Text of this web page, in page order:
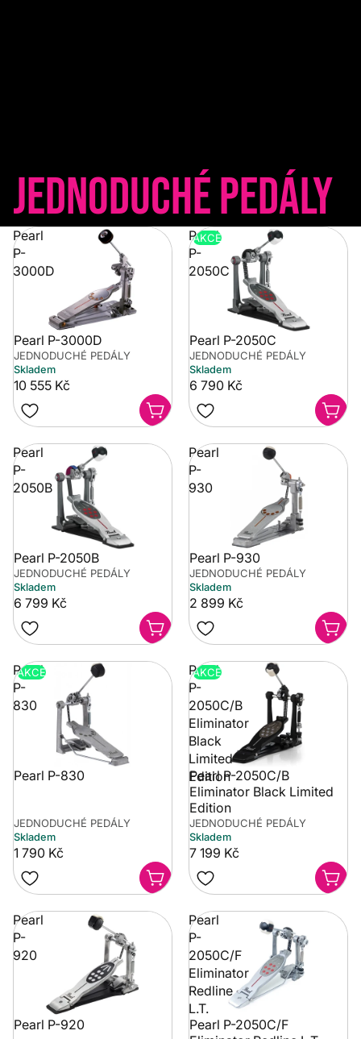
Jednoduché pedály
Pearl
P-
3000D
Pearl P-3000D
JEDNODUCHÉ PEDÁLY
Skladem
10 555 Kč
Pearl
P-
2050C
AKCE
Pearl P-2050C
JEDNODUCHÉ PEDÁLY
Skladem
6 790 Kč
Pearl
P-
2050B
Pearl P-2050B
JEDNODUCHÉ PEDÁLY
Skladem
6 799 Kč
Pearl
P-
930
Pearl P-930
JEDNODUCHÉ PEDÁLY
Skladem
2 899 Kč
Pearl
P-
830
AKCE
Pearl P-830
JEDNODUCHÉ PEDÁLY
Skladem
1 790 Kč
Pearl
P-
2050C/B
Eliminator
Black
Limited
Edition
AKCE
Pearl P-2050C/B
Eliminator Black Limited
Edition
JEDNODUCHÉ PEDÁLY
Skladem
7 199 Kč
Pearl
P-
920
Pearl P-920
Pearl
P-
2050C/F
Eliminator
Redline
L.T.
Pearl P-2050C/F